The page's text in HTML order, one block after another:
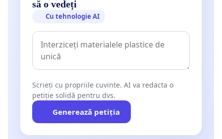
să o vedeți
Cu tehnologie AI
Scrieți cu propriile cuvinte. AI va redacta o
petiție solidă pentru dvs.
Generează petiția